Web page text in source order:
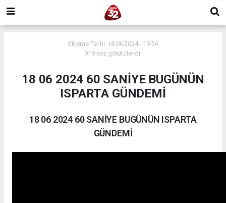
Ekleme Tarihi: 18.06.2024 - 19:54
919 kez görütülendi.
18 06 2024 60 SANİYE BUGÜNÜN
ISPARTA GÜNDEMİ
18 06 2024 60 SANİYE BUGÜNÜN ISPARTA
GÜNDEMİ